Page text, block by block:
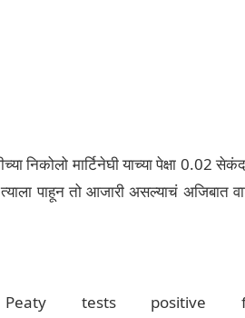
निकोलो मार्टिनेघी याच्या पेक्षा 0.02
त्याला पाहून तो आजारी असल्याचं अजिबात
tests positive